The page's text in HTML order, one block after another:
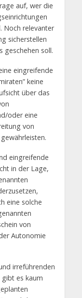
auf, wer die
Noch relevanter
sicherstellen
geschehen soll.
eingreifende
keine
über das
oder eine
von
eingreifende
in der Lage,
eine solche
von
Autonomie
irreführenden
es kaum